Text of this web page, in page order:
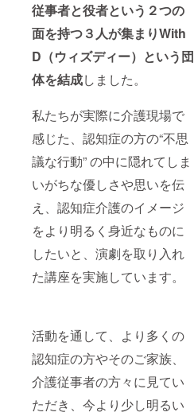
従事者と役者という２つの
面を持つ３人が集まりWith
D（ウィズディー）という団
体を結成しました。
私たちが実際に介護現場で
感じた、認知症の方の“不思
議な行動” の中に隠れてしま
いがちな優しさや思いを伝
え、認知症介護のイメージ
をより明るく身近なものに
したいと、演劇を取り入れ
た講座を実施しています。
活動を通して、より多くの
認知症の方やそのご家族、
介護従事者の方々に見てい
ただき、今より少し明るい